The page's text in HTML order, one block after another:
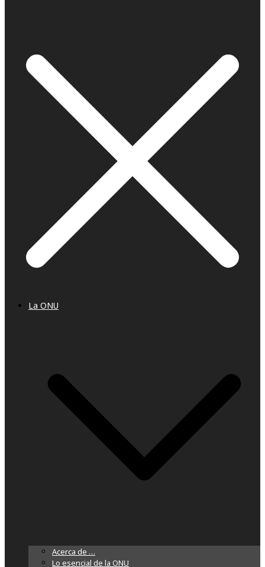
La ONU
Acerca de …
Lo esencial de la ONU